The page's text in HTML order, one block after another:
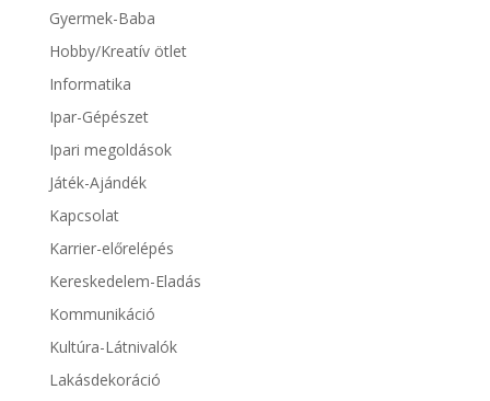
Gyermek-Baba
Hobby/Kreatív ötlet
Informatika
Ipar-Gépészet
Ipari megoldások
Játék-Ajándék
Kapcsolat
Karrier-előrelépés
Kereskedelem-Eladás
Kommunikáció
Kultúra-Látnivalók
Lakásdekoráció